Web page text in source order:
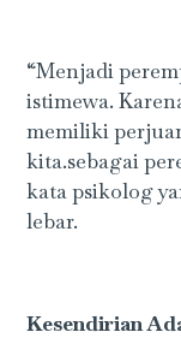
“Menjadi
istimewa.
memiliki
kita.sebagai
kata psikolog
lebar.
Kesendirian